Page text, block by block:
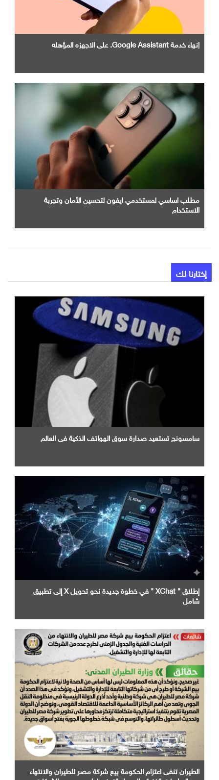
إنهاء خدمة Google Assistant. علي الاجهزه المؤهله
مطلب اساسي لمستخدمي ايفون لتحسين الأمان وتجربة
الاستخدام
إختارنا لك
سامسونج تستعيد صدارة سوق الهواتف الذكية في العالم
إطلاق " XChat " في خطوة جديدة نحو تحويل X إلى تطبيق
شامل
الطيران تنفى اعتزام الحكومة بيع شركة مصر للطيران والانتهاء